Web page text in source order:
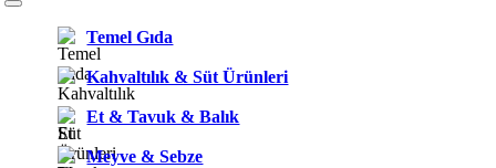
Temel Gıda
Kahvaltılık & Süt Ürünleri
Et & Tavuk & Balık
Meyve & Sebze